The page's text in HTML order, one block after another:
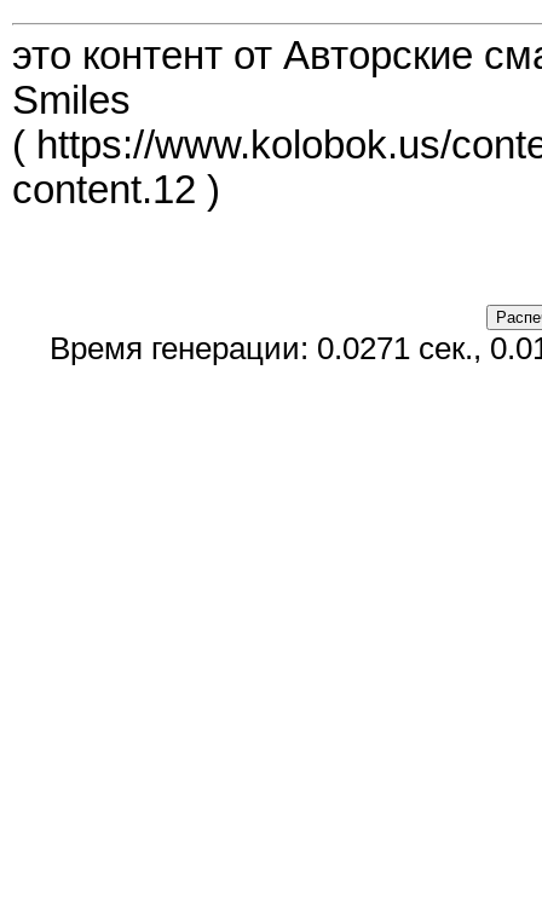
это контент от Авторские
Smiles
( https://www.kolobok.us/
content.12 )
Время генерации: 0.0271 сек.,